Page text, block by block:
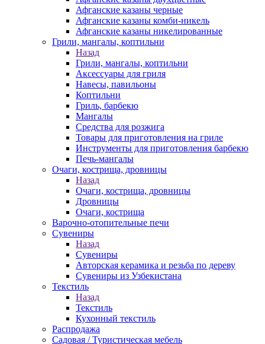
Афганские казаны черные
Афганские казаны комби-никель
Афганские казаны никелированные
Грили, мангалы, коптильни
Назад
Грили, мангалы, коптильни
Аксессуары для гриля
Навесы, павильоны
Коптильни
Гриль, барбекю
Мангалы
Средства для розжига
Товары для приготовления на гриле
Инструменты для приготовления барбекю
Печь-мангалы
Очаги, кострища, дровницы
Назад
Очаги, кострища, дровницы
Дровницы
Очаги, кострища
Варочно-отопительные печи
Сувениры
Назад
Сувениры
Авторская керамика и резьба по дереву
Сувениры из Узбекистана
Текстиль
Назад
Текстиль
Кухонный текстиль
Распродажа
Садовая / Туристическая мебель